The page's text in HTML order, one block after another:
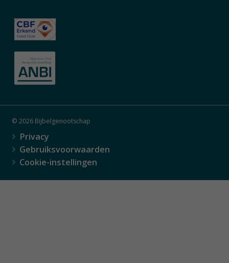
© 2026 Bijbelgenootschap
Privacy
Gebruiksvoorwaarden
Cookie-instellingen